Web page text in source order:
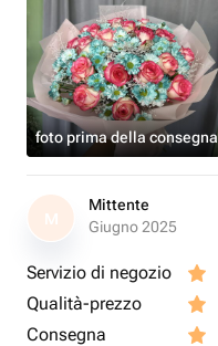
foto prima della consegna
M
Mittente
Giugno 2025
Servizio di negozio
Qualità-prezzo
Consegna